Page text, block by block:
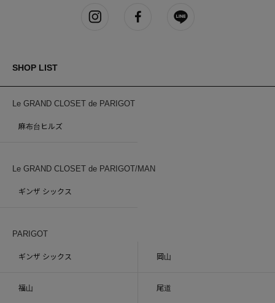
SHOP LIST
Le GRAND CLOSET de PARIGOT
麻布台ヒルズ
Le GRAND CLOSET de PARIGOT/MAN
ギンザ シックス
PARIGOT
ギンザ シックス 岡山
福山 尾道